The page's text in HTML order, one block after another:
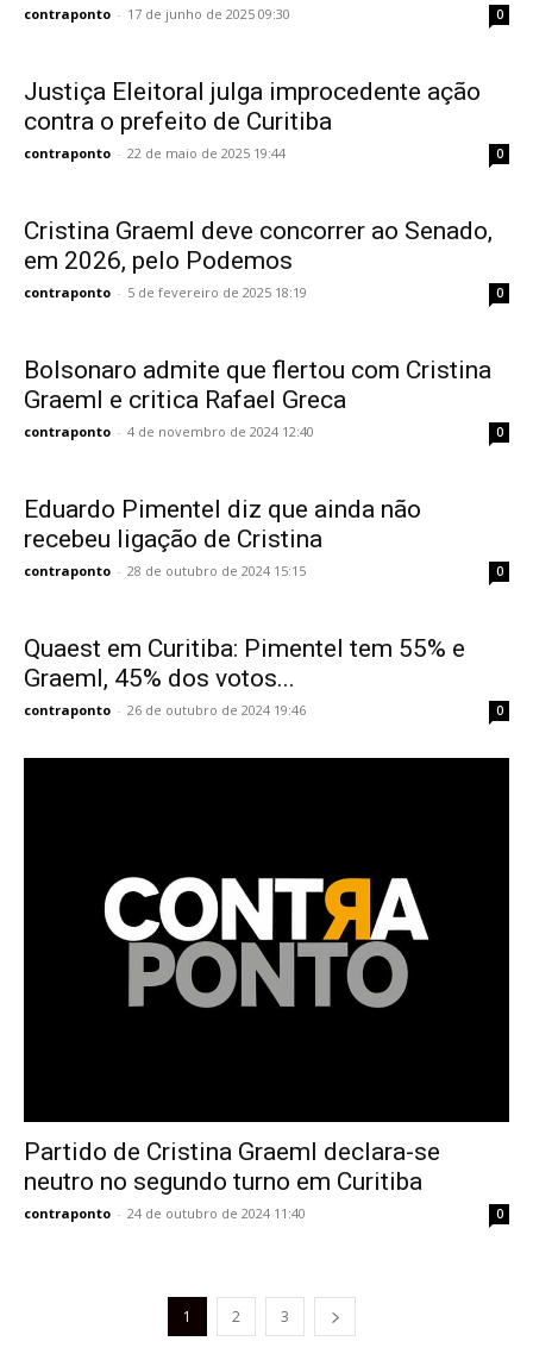
contraponto - 17 de junho de 2025 09:30 0
Justiça Eleitoral julga improcedente ação
contra o prefeito de Curitiba
contraponto - 22 de maio de 2025 19:44 0
Cristina Graeml deve concorrer ao Senado,
em 2026, pelo Podemos
contraponto - 5 de fevereiro de 2025 18:19 0
Bolsonaro admite que flertou com Cristina
Graeml e critica Rafael Greca
contraponto - 4 de novembro de 2024 12:40 0
Eduardo Pimentel diz que ainda não
recebeu ligação de Cristina
contraponto - 28 de outubro de 2024 15:15 0
Quaest em Curitiba: Pimentel tem 55% e
Graeml, 45% dos votos...
contraponto - 26 de outubro de 2024 19:46 0
Partido de Cristina Graeml declara-se
neutro no segundo turno em Curitiba
contraponto - 24 de outubro de 2024 11:40 0
1 2 3